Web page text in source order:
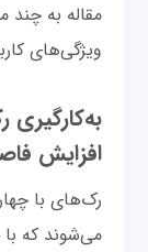
مقاله به چند
ویژگی‌های
به‌کارگیری
افزایش
رک‌های با
می‌شوند که با